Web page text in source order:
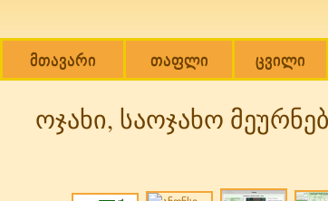
Main menu
მთავარი თაფლი ცვილი
ოჯახი, საოჯახო